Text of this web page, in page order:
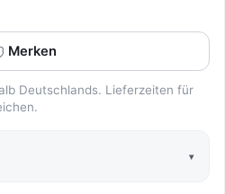
Merken
Deutschlands. Lieferzeiten für